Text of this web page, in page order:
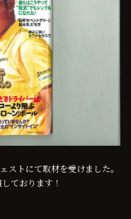
トにて取材を受けました。
ております！